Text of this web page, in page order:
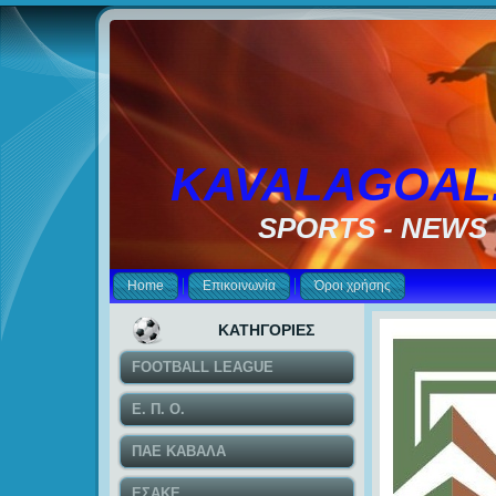
SPORTS - NEWS
Home Επικοινωνία Όροι χρήσης
ΚΑΤΗΓΟΡΙΕΣ
FOOTBALL LEAGUE
Ε. Π. Ο.
ΠΑΕ ΚΑΒΑΛΑ